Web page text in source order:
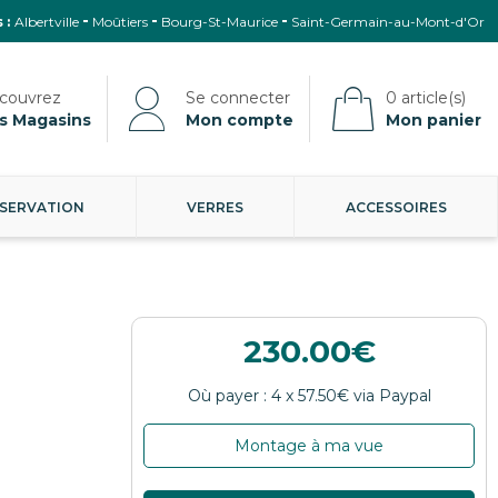
: Albertville Moûtiers Bourg-St-Maurice Saint-Germain-au-Mont-d'Or
Magasins Mon compte Mon panier
VERRES ACCESSOIRES
230.00
Montage à ma vue